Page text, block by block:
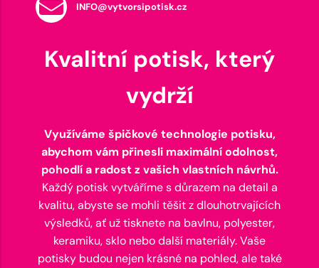
INFO@vytvorsipotisk.cz
Kvalitní potisk, který
vydrží
Využíváme špičkové technologie potisku,
abychom vám přinesli maximální odolnost,
pohodlí a radost z vašich vlastních návrhů.
Každý potisk vytváříme s důrazem na detail a
kvalitu, abyste se mohli těšit z dlouhotrvajících
výsledků, ať už tisknete na bavlnu, polyester,
keramiku, sklo nebo další materiály. Vaše
potisky budou nejen krásné na pohled, ale také